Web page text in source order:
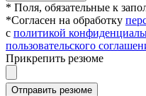
* Поля, обязательные к
*Согласен на обработку
с политикой
пользовательского
Прикрепить резюме
Отправить резюме